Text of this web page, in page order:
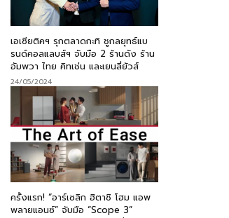
เอเซียติคฯ รุกตลาดกะทิ ชูกลยุทธ์แบ
รนด์คอลแลบส์ฯ จับมือ 2 ร้านดัง ร้าน
อัมพวา ไทย คิทเช่น และเยนลี่ยัวส์
24/05/2024
ครั้งแรก! “อาร์เซลิก ฮิตาชิ โฮม แอพ
พลายแอนซ์” จับมือ “Scope 3”